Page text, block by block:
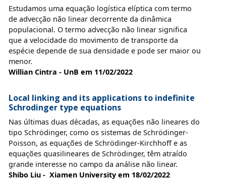
Estudamos uma equação logística elíptica com termo
de advecção não linear decorrente da dinâmica
populacional. O termo advecção não linear significa
que a velocidade do movimento de transporte da
espécie depende de sua densidade e pode ser maior ou
menor.
Willian Cintra - UnB em 11/02/2022
Local linking and its applications to indefinite
Schrodinger type equations
Nas últimas duas décadas, as equações não lineares do
tipo Schrödinger, como os sistemas de Schrödinger-
Poisson, as equações de Schrödinger-Kirchhoff e as
equações quasilineares de Schrödinger, têm atraído
grande interesse no campo da análise não linear.
Shibo Liu - Xiamen University em 18/02/2022